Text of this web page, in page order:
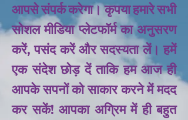
आपसे संपर्क करेगा। कृपया हमारे सभी
सोशल मीडिया प्लेटफॉर्म का अनुसरण
करें, पसंद करें और सदस्यता लें। हमें
एक संदेश छोड़ दें ताकि हम आज ही
आपके सपनों को साकार करने में मदद
कर सकें! आपका अग्रिम में ही बहुत